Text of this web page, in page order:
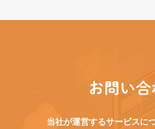
お問い合
当社が運営するサービスに